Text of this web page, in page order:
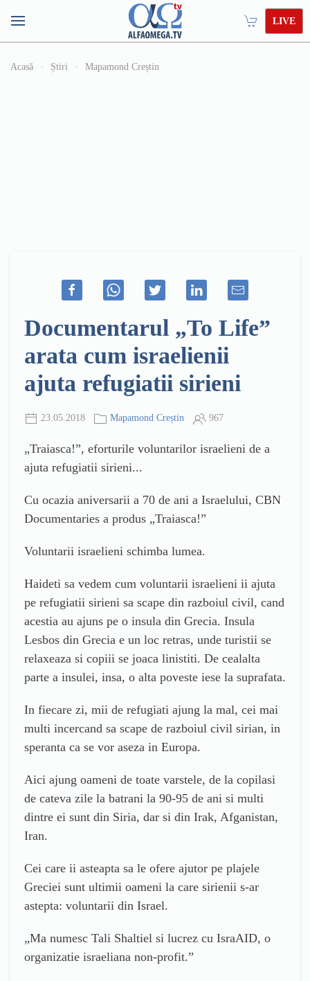
LIVE
Acasă Știri Mapamond Creștin
Documentarul „To Life”
arata cum israelienii
ajuta refugiatii sirieni
23.05.2018 Mapamond Creștin 967
„Traiasca!”, eforturile voluntarilor israelieni de a
ajuta refugiatii sirieni...
Cu ocazia aniversarii a 70 de ani a Israelului, CBN
Documentaries a produs „Traiasca!”
Voluntarii israelieni schimba lumea.
Haideti sa vedem cum voluntarii israelieni ii ajuta
pe refugiatii sirieni sa scape din razboiul civil, cand
acestia au ajuns pe o insula din Grecia. Insula
Lesbos din Grecia e un loc retras, unde turistii se
relaxeaza si copiii se joaca linistiti. De cealalta
parte a insulei, insa, o alta poveste iese la suprafata.
In fiecare zi, mii de refugiati ajung la mal, cei mai
multi incercand sa scape de razboiul civil sirian, in
speranta ca se vor aseza in Europa.
Aici ajung oameni de toate varstele, de la copilasi
de cateva zile la batrani la 90-95 de ani si multi
dintre ei sunt din Siria, dar si din Irak, Afganistan,
Iran.
Cei care ii asteapta sa le ofere ajutor pe plajele
Greciei sunt ultimii oameni la care sirienii s-ar
astepta: voluntarii din Israel.
„Ma numesc Tali Shaltiel si lucrez cu IsraAID, o
organizatie israeliana non-profit.”